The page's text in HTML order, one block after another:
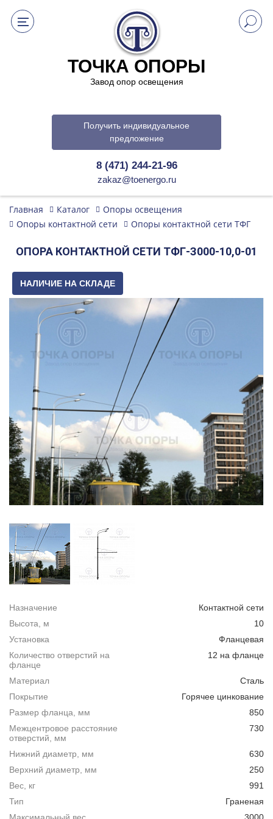
ТОЧКА ОПОРЫ
Завод опор освещения
Получить индивидуальное
предложение
8 (471) 244-21-96
zakaz@toenergo.ru
Главная Каталог
Опоры освещения
Опоры контактной сети
Опоры контактной сети ТФГ
ОПОРА КОНТАКТНОЙ СЕТИ ТФГ-З000-10,0-01
НАЛИЧИЕ НА СКЛАДЕ
Назначение
Контактной сети
Высота, м
10
Установка
Фланцевая
Количество отверстий на
фланце
12 на фланце
Материал
Сталь
Покрытие
Горячее цинкование
Размер фланца, мм
850
Межцентровое расстояние
отверстий, мм
730
Нижний диаметр, мм
630
Верхний диаметр, мм
250
Вес, кг
991
Тип
Граненая